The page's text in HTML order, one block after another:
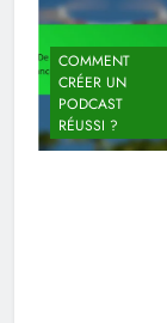
COMMENT
CRÉER UN
PODCAST
RÉUSSI ?